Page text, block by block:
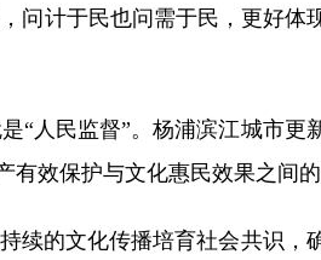
问计于民也问需于民，更好体
人民监督”。杨浦滨江城市更
效保护与文化惠民效果之间的
续的文化传播培育社会共识，